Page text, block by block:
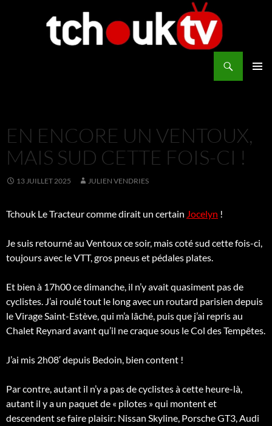
EN ENCORE UN VENTOUX,
MAIS SUD CETTE FOIS-CI !
13 JUILLET 2025 JULIEN VENDRIES
Tchouk Le Tracteur comme dirait un certain Jocelyn !
Je suis retourné au Ventoux ce soir, mais coté sud cette fois-ci,
toujours avec le VTT, gros pneus et pédales plates.
Et bien à 17h00 ce dimanche, il n’y avait quasiment pas de
cyclistes. J’ai roulé tout le long avec un routard parisien depuis
le Virage Saint-Estève, qui m’a lâché, puis que j’ai repris au
Chalet Reynard avant qu’il ne craque sous le Col des Tempêtes.
J’ai mis 2h08′ depuis Bedoin, bien content !
Par contre,autant il n’y a pas de cyclistes à cette heure-là,
autant il y a un paquet de « pilotes » qui montent et
descendent se faire plaisir: Nissan Skyline, Porsche GT3, Audi